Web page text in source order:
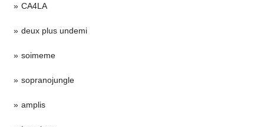
CA4LA
deux plus undemi
soimeme
sopranojungle
amplis